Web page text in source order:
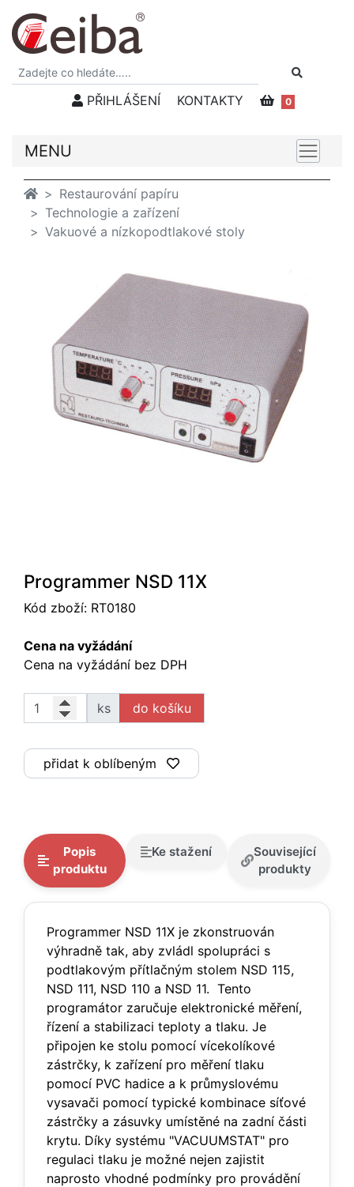
PŘIHLÁŠENÍ KONTAKTY 0
MENU
Restaurování papíru
Technologie a zařízení
Vakuové a nízkopodtlakové stoly
Programmer NSD 11X
Kód zboží: RT0180
Cena na vyžádání
Cena na vyžádání bez DPH
ks
přidat k oblíbeným
Popis
produktu
Ke stažení
Související
produkty
Programmer NSD 11X je zkonstruován
výhradně tak, aby zvládl spolupráci s
podtlakovým přítlačným stolem NSD 115,
NSD 111, NSD 110 a NSD 11. Tento
programátor zaručuje elektronické měření,
řízení a stabilizaci teploty a tlaku. Je
připojen ke stolu pomocí vícekolíkové
zástrčky, k zařízení pro měření tlaku
pomocí PVC hadice a k průmyslovému
vysavači pomocí typické kombinace síťové
zástrčky a zásuvky umístěné na zadní části
krytu. Díky systému "VACUUMSTAT" pro
regulaci tlaku je možné nejen zajistit
naprosto vhodné podmínky pro provádění